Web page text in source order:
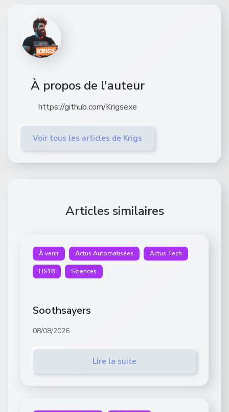
À propos de l'auteur
https://github.com/Krigsexe
Voir tous les articles de Krigs
Articles similaires
À venir Actus Automatisées Actus Tech
HS18 Sciences
Soothsayers
08/08/2026
Lire la suite